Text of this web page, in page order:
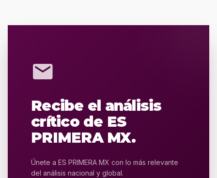
mail
Recibe el análisis
crítico de ES
PRIMERA MX.
Únete a ES PRIMERA MX con lo más relevante
del análisis nacional y global.